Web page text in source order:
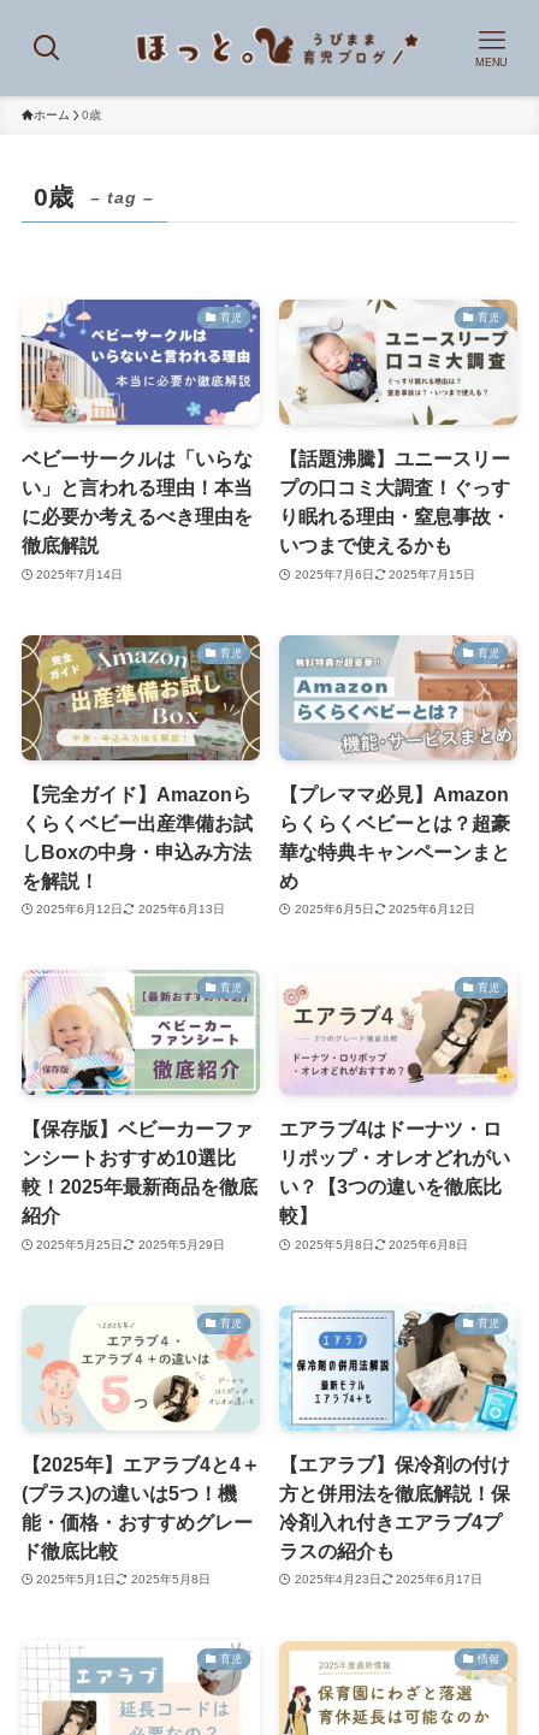
MENU
ホーム 0歳
0歳 – tag –
育児
ベビーサークルは「いらな
い」と言われる理由！本当
に必要か考えるべき理由を
徹底解説
2025年7月14日
育児
【話題沸騰】ユニースリー
プの口コミ大調査！ぐっす
り眠れる理由・窒息事故・
いつまで使えるかも
2025年7月6日 2025年7月15日
育児
【完全ガイド】Amazonら
くらくベビー出産準備お試
しBoxの中身・申込み方法
を解説！
2025年6月12日 2025年6月13日
育児
【プレママ必見】Amazon
らくらくベビーとは？超豪
華な特典キャンペーンまと
め
2025年6月5日 2025年6月12日
育児
【保存版】ベビーカーファ
ンシートおすすめ10選比
較！2025年最新商品を徹底
紹介
2025年5月25日 2025年5月29日
育児
エアラブ4はドーナツ・ロ
リポップ・オレオどれがい
い？【3つの違いを徹底比
較】
2025年5月8日 2025年6月8日
育児
【2025年】エアラブ4と4＋
(プラス)の違いは5つ！機
能・価格・おすすめグレー
ド徹底比較
2025年5月1日 2025年5月8日
育児
【エアラブ】保冷剤の付け
方と併用法を徹底解説！保
冷剤入れ付きエアラブ4プ
ラスの紹介も
2025年4月23日 2025年6月17日
育児 情報